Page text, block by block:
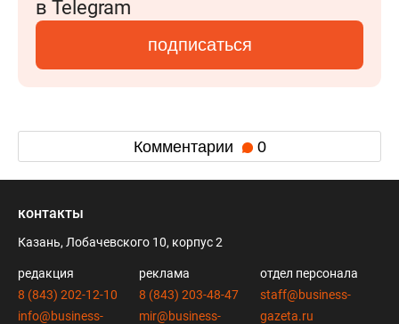
в Telegram
подписаться
Комментарии 0
контакты
Казань, Лобачевского 10, корпус 2
редакция
8 (843) 202-12-10
info@business-
реклама
8 (843) 203-48-47
mir@business-
отдел персонала
staff@business-
gazeta.ru